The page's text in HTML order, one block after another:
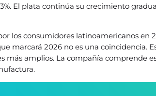
El plata continúa su crecimiento
los consumidores latinoamericanos en
marcará 2026 no es una coincidencia.
más amplios. La compañía comprende